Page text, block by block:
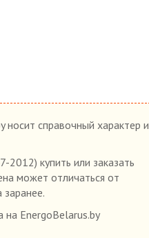
носит справочный характер и
купить или заказать
может отличаться от
на EnergoBelarus.by